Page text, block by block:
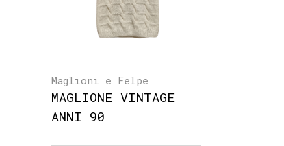
Maglioni e Felpe
MAGLIONE VINTAGE
ANNI 90